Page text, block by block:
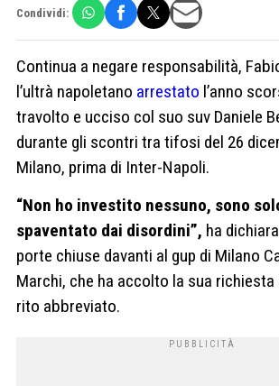
Condividi:
Continua a negare responsabilità,
l’ultrà napoletano arrestato l’anno
travolto e ucciso col suo suv Daniele
durante gli scontri tra tifosi del 26
Milano, prima di Inter-Napoli.
“Non ho investito nessuno, sono
spaventato dai disordini”, ha
porte chiuse davanti al gup di Milano
Marchi, che ha accolto la sua
rito abbreviato.